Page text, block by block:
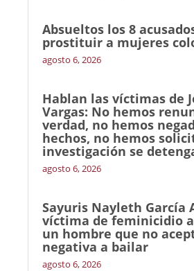
Absueltos los 8
prostituir a mujeres
agosto 6, 2026
Hablan las víctimas de
Vargas: No hemos
verdad, no hemos
hechos, no hemos
investigación se
agosto 6, 2026
Sayuris Nayleth García
víctima de feminicidio
un hombre que no
negativa a bailar
agosto 6, 2026